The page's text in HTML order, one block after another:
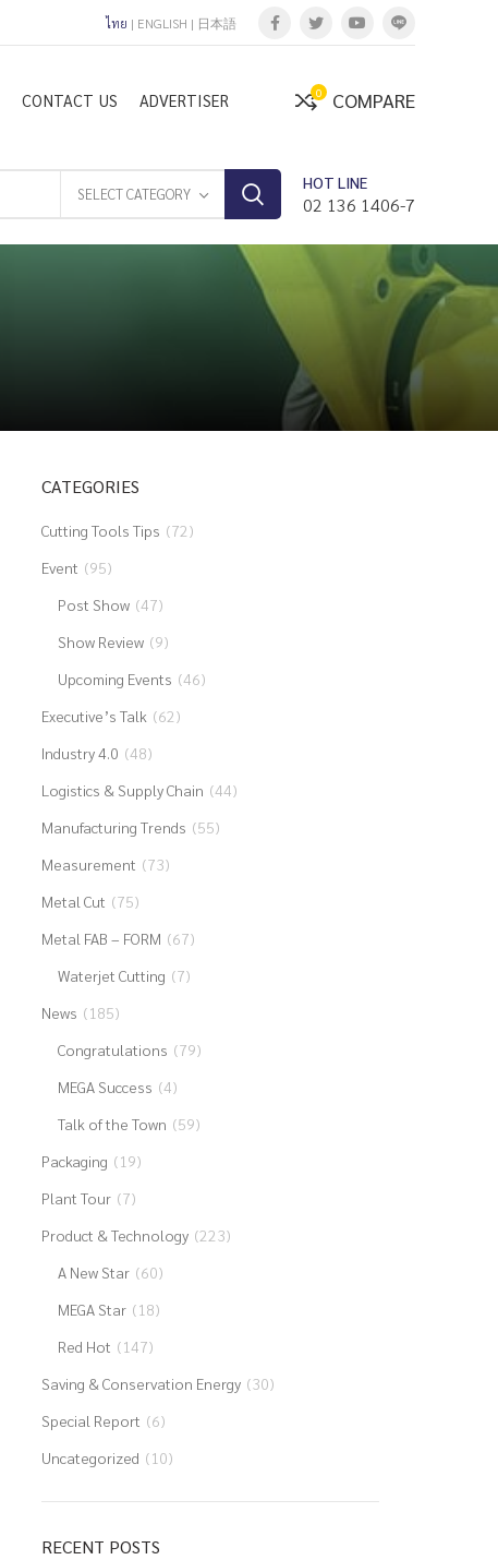
ไทย | ENGLISH | 日本語
CONTACT US ADVERTISER 0 COMPARE
SELECT CATEGORY
HOT LINE
02 136 1406-7
CATEGORIES
Cutting Tools Tips (72)
Event (95)
Post Show (47)
Show Review (9)
Upcoming Events (46)
Executive’s Talk (62)
Industry 4.0 (48)
Logistics & Supply Chain (44)
Manufacturing Trends (55)
Measurement (73)
Metal Cut (75)
Metal FAB – FORM (67)
Waterjet Cutting (7)
News (185)
Congratulations (79)
MEGA Success (4)
Talk of the Town (59)
Packaging (19)
Plant Tour (7)
Product & Technology (223)
A New Star (60)
MEGA Star (18)
Red Hot (147)
Saving & Conservation Energy (30)
Special Report (6)
Uncategorized (10)
RECENT POSTS